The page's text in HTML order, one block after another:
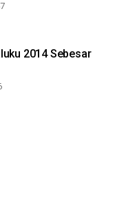
2014 Sebesar